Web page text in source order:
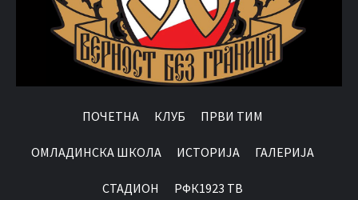
ПОЧЕТНА КЛУБ ПРВИ ТИМ
OМЛАДИНСКА ШКОЛА ИСТОРИЈА ГАЛЕРИЈА
СТАДИОН РФК1923 ТВ